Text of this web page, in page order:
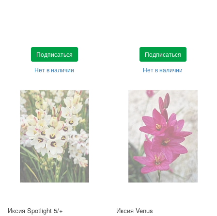
Подписаться
Нет в наличии
Подписаться
Нет в наличии
Иксия Spotlight 5/+ Иксия Venus